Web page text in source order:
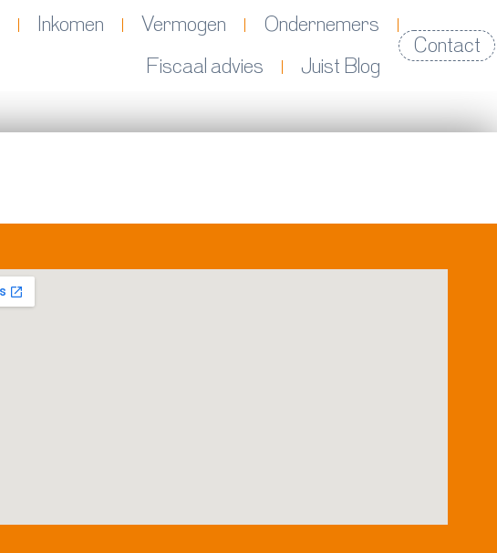
Inkomen Vermogen
Ondernemers
Fiscaal advies
Juist Blog
Contact